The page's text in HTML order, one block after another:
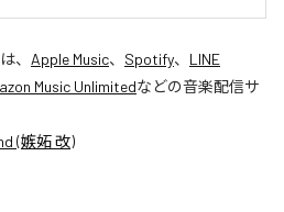
は、 Apple Music、 Spotify、 LINE
Music Unlimitedなどの音楽配信サ
(嫉妬 改)